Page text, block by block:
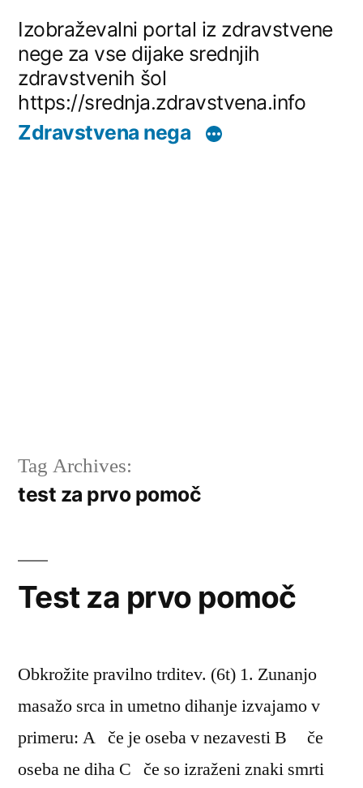
content
Izobraževalni portal iz zdravstvene
nege za vse dijake srednjih
zdravstvenih šol
https://srednja.zdravstvena.info
Zdravstvena nega
Tag Archives:
test za prvo pomoč
Test za prvo pomoč
Obkrožite pravilno trditev. (6t) 1. Zunanjo
masažo srca in umetno dihanje izvajamo v
primeru: A če je oseba v nezavesti B če
oseba ne diha C če so izraženi znaki smrti